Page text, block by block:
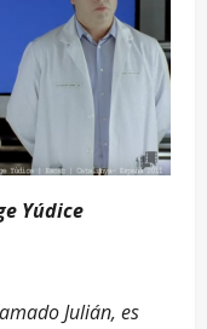
Yúdice
Julián, es